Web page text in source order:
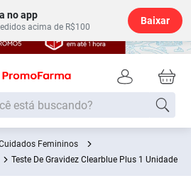
no app
acima de R$100
Baixar
Femininos
Teste De Gravidez Clearblue Plus 1 Unidade